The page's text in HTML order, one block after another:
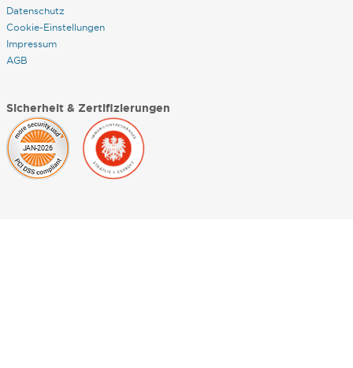
Datenschutz
Cookie-Einstellungen
Impressum
AGB
Sicherheit & Zertifizierungen